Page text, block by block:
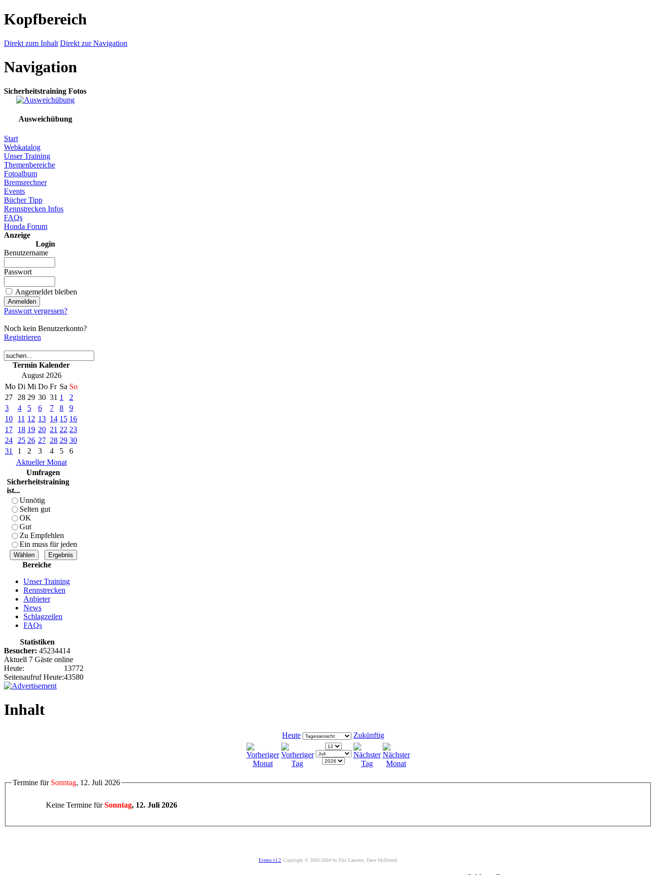
Kopfbereich
Direkt zum Inhalt Direkt zur Navigation
Navigation
Sicherheitstraining Fotos
Ausweichübung
Start
Webkatalog
Unser Training
Themenbereiche
Fotoalbum
Bremsrechner
Events
Bücher Tipp
Rennstrecken Infos
FAQs
Honda Forum
Anzeige
Login
Benutzername
Passwort
Angemeldet bleiben
Passwort vergessen?
Noch kein Benutzerkonto?
Registrieren
Termin Kalender
August 2026
Mo Di Mi Do Fr Sa So
27
28 29 30 31 1
2
3
4 5 6 7 8
9
10
11 12 13 14 15 16
17
18 19 20 21 22 23
24
25 26 27 28 29 30
31
1 2 3 4 5
6
Aktueller Monat
Umfragen
Sicherheitstraining
ist...
Unnötig
Selten gut
OK
Gut
Zu Empfehlen
Ein muss für jeden
Bereiche
Unser Training
Rennstrecken
Anbieter
News
Schlagzeilen
FAQs
Statistiken
Besucher: 45234414
Aktuell 7 Gäste online
Heute:
13772
Seitenaufruf Heute:43580
Inhalt
Heute Zukünftig
Termine für Sonntag, 12. Juli 2026
Keine Termine fürSonntag, 12. Juli 2026
Events v1.2 Copyright © 2003-2004 by Eric Lamette, Dave McDonell